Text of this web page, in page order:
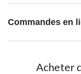
Commandes en
Acheter